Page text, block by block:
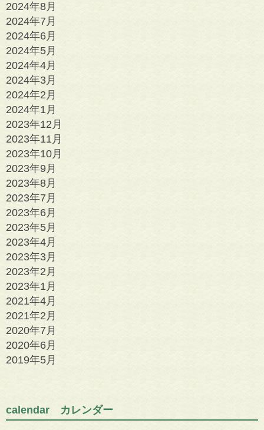
2024年8月
2024年7月
2024年6月
2024年5月
2024年4月
2024年3月
2024年2月
2024年1月
2023年12月
2023年11月
2023年10月
2023年9月
2023年8月
2023年7月
2023年6月
2023年5月
2023年4月
2023年3月
2023年2月
2023年1月
2021年4月
2021年2月
2020年7月
2020年6月
2019年5月
calendar カレンダー